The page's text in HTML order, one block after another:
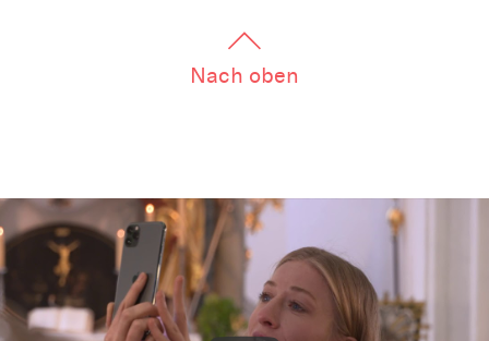
Nach oben